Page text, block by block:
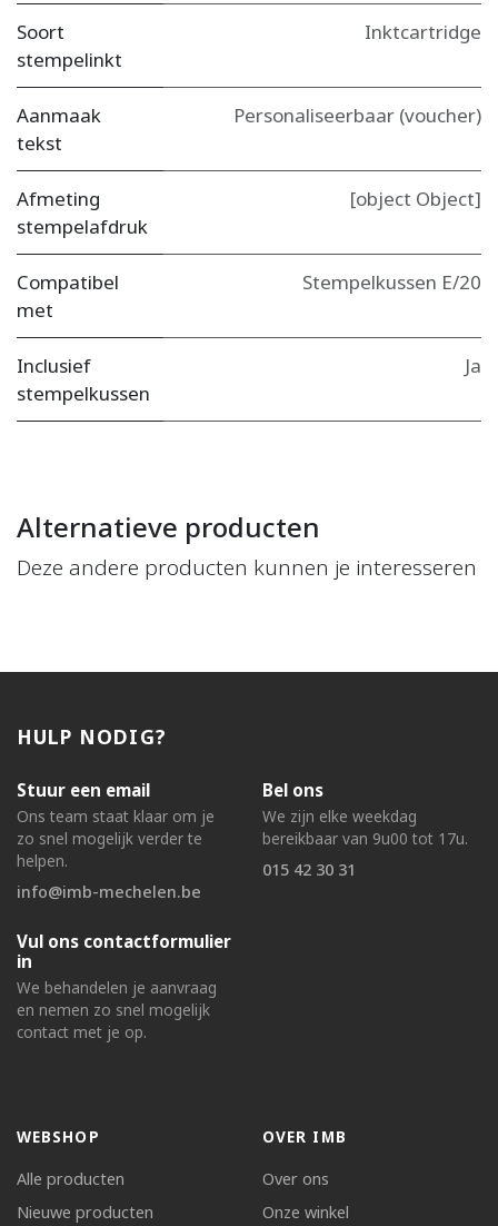
Soort
stempelinkt
Inktcartridge
Aanmaak
tekst
Personaliseerbaar (voucher)
Afmeting
stempelafdruk
[object Object]
Compatibel
met
Stempelkussen E/20
Inclusief
stempelkussen
Ja
Alternatieve producten
Deze andere producten kunnen je interesseren
HULP NODIG?
Stuur een email
Ons team staat klaar om je
zo snel mogelijk verder te
helpen.
info@imb-mechelen.be
Bel ons
We zijn elke weekdag
bereikbaar van 9u00 tot 17u.
015 42 30 31
Vul ons contactformulier
in
We behandelen je aanvraag
en nemen zo snel mogelijk
contact met je op.
WEBSHOP
Alle producten
Nieuwe producten
OVER IMB
Over ons
Onze winkel